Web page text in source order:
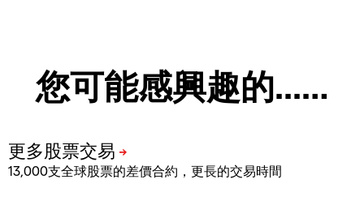
您可能感興趣的...…
13,000支全球股票的差價合約，更長的交易時間